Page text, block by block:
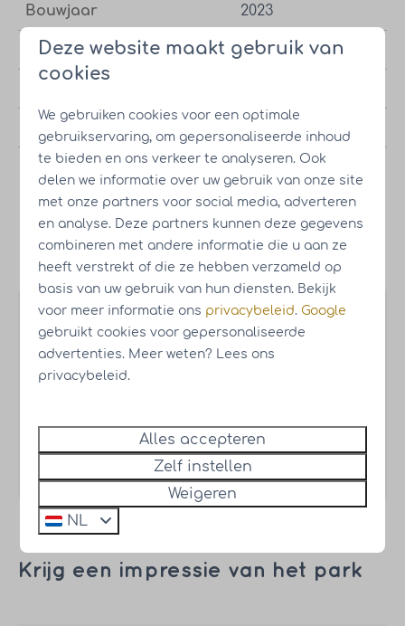
Bouwjaar 2023
Woonoppervlakte 109 m 2
Oppervlakte perceel 352 m 2
Huisnummer op park 12
Plattegrond
Krijg een impressie van het park
Deze website maakt gebruik van
cookies
We gebruiken cookies voor een optimale
gebruikservaring, om gepersonaliseerde inhoud
te bieden en ons verkeer te analyseren. Ook
delen we informatie over uw gebruik van onze site
met onze partners voor social media, adverteren
en analyse. Deze partners kunnen deze gegevens
combineren met andere informatie die u aan ze
heeft verstrekt of die ze hebben verzameld op
basis van uw gebruik van hun diensten. Bekijk
voor meer informatie ons privacybeleid. Google
gebruikt cookies voor gepersonaliseerde
advertenties. Meer weten? Lees ons
privacybeleid.
Alles accepteren
Zelf instellen
Weigeren
NL